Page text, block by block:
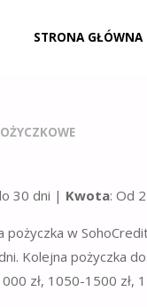
STRONA GŁÓWNA
30 dni | Kwota: Od
pożyczka w
Kolejna pożyczka
zł, 1050-1500 zł,